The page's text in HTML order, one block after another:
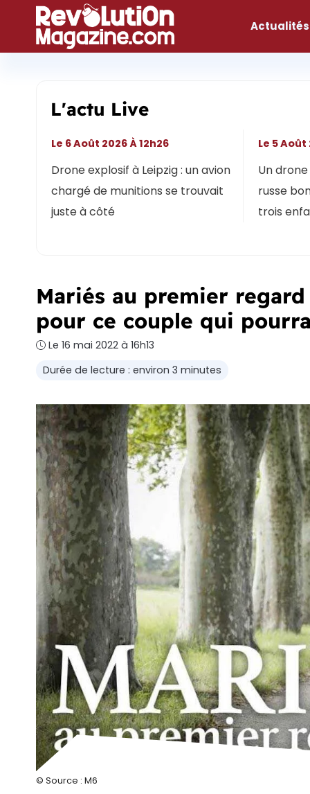
contenu
Actualités
L'actu Live
Drone explosif à Leipzig : un avion
chargé de munitions se trouvait
juste à côté
Le 6 Août 2026 À 12h26
Un
russe
trois
Le 5
Mariés au premier
pour ce couple qui
Le 16 mai 2022 à 16h13
Durée de lecture : environ 3 minutes
© Source : M6